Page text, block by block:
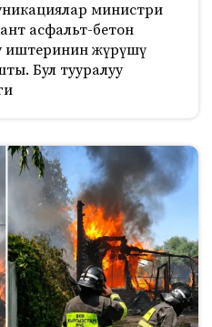
министри
асфальт-бетон
иштеринин жүрүшү
Бул тууралуу